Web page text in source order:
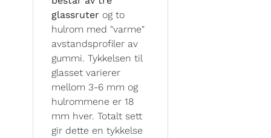
glassruter og to
hulrom med "varme"
avstandsprofiler av
gummi. Tykkelsen til
glasset varierer
mellom 3-6 mm og
hulrommene er 18
mm hver. Totalt sett
gir dette en tykkelse